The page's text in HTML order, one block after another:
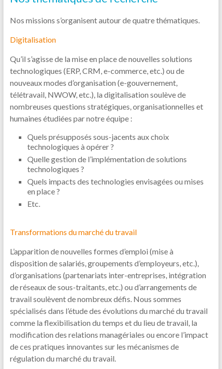
Nos missions s’organisent autour de quatre thématiques.
Digitalisation
Qu’il s’agisse de la mise en place de nouvelles solutions
technologiques (ERP, CRM, e-commerce, etc.) ou de
nouveaux modes d’organisation (e-gouvernement,
télétravail, NWOW, etc.), la digitalisation soulève de
nombreuses questions stratégiques, organisationnelles et
humaines étudiées par notre équipe :
Quels présupposés sous-jacents aux choix
technologiques à opérer ?
Quelle gestion de l’implémentation de solutions
technologiques ?
Quels impacts des technologies envisagées ou mises
en place ?
Etc.
Transformations du marché du travail
L’apparition de nouvelles formes d’emploi (mise à
disposition de salariés, groupements d’employeurs, etc.),
d’organisations (partenariats inter-entreprises, intégration
de réseaux de sous-traitants, etc.) ou d’arrangements de
travail soulèvent de nombreux défis. Nous sommes
spécialisés dans l’étude des évolutions du marché du travail
comme la flexibilisation du temps et du lieu de travail, la
modification des relations managériales ou encore l’impact
de ces pratiques innovantes sur les mécanismes de
régulation du marché du travail.